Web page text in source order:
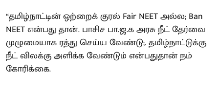
“தமிழ்நாட்டின் ஒற்றைக் குரல் Fair NEET அல்ல; Ban
NEET என்பது தான். பாசிச பா.ஜ.க அரசு நீட் தேர்வை
முழுமையாக ரத்து செய்ய வேண்டு;. தமிழ்நாட்டுக்கு
நீட் விலக்கு அளிக்க வேண்டும் என்பதுதான் நம்
கோரிக்கை.